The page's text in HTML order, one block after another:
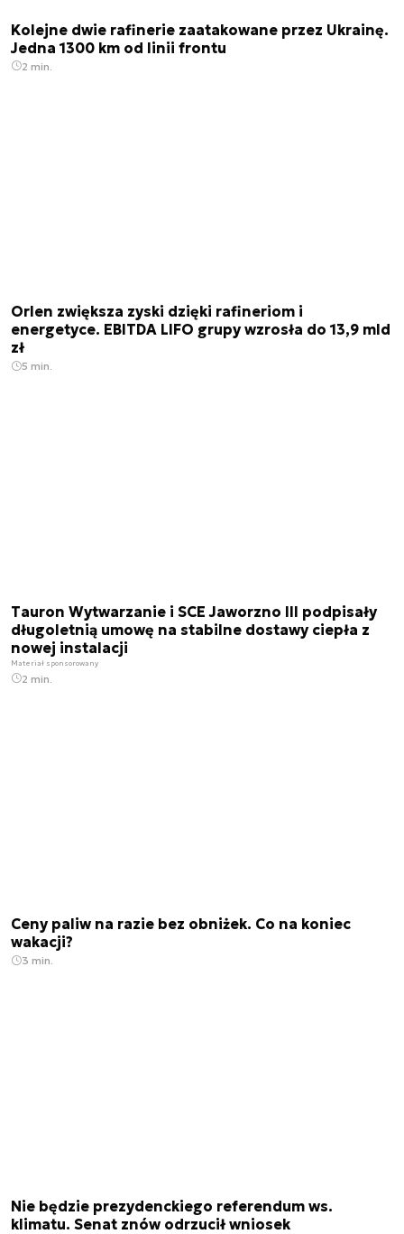
Kolejne dwie rafinerie zaatakowane przez Ukrainę.
Jedna 1300 km od linii frontu
2 min.
Orlen zwiększa zyski dzięki rafineriom i
energetyce. EBITDA LIFO grupy wzrosła do 13,9 mld
zł
5 min.
Tauron Wytwarzanie i SCE Jaworzno III podpisały
długoletnią umowę na stabilne dostawy ciepła z
nowej instalacji
Materiał sponsorowany
2 min.
Ceny paliw na razie bez obniżek. Co na koniec
wakacji?
3 min.
Nie będzie prezydenckiego referendum ws.
klimatu. Senat znów odrzucił wniosek